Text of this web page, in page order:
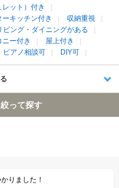
ット）付き
ーキッチン付き
収納重視
ビング・ダイニングがある
ニー付き
屋上付き
ピアノ相談可 DIY可
って探す
りました！